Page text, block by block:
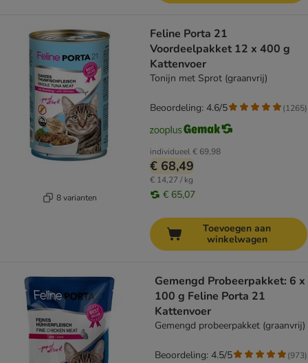
8 varianten
Feline Porta 21
Voordeelpakket 12 x 400 g
Kattenvoer
Tonijn met Sprot (graanvrij)
individueel€ 69,98
€ 68,49
€ 14,27 / kg
€ 65,07
Beoordeling: 4.6/5 (1265)
Toevoegen aan
winkelwagen
Gemengd Probeerpakket: 6 x
100 g Feline Porta 21
Kattenvoer
Gemengd probeerpakket (graanvrij)
Beoordeling: 4.5/5 (973)